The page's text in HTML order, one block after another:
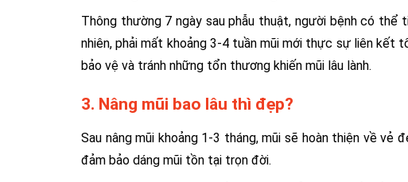
Thông thường 7 ngày sau phẫu thuật, người bệnh có thể
nhiên, phải mất khoảng 3-4 tuần mũi mới thực sự liên kết
bảo vệ và tránh những tổn thương khiến mũi lâu lành.
3. Nâng mũi bao lâu thì đẹp?
Sau nâng mũi khoảng 1-3 tháng, mũi sẽ hoàn thiện về
đảm bảo dáng mũi tồn tại trọn đời.